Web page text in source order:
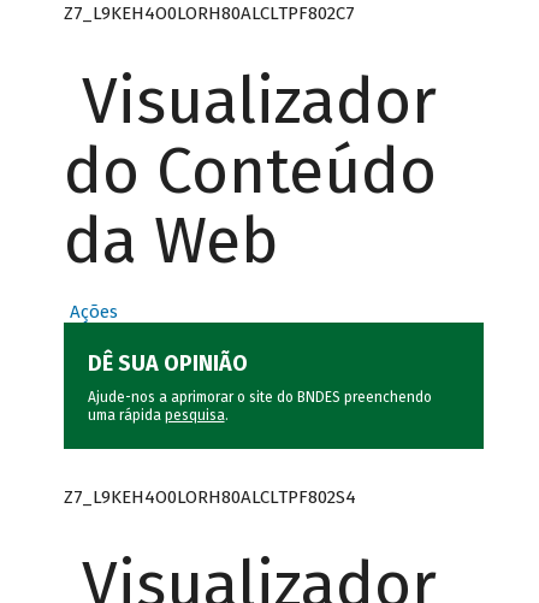
Z7_L9KEH4O0LORH80ALCLTPF802C7
Visualizador
do Conteúdo
da Web
Ações
DÊ SUA OPINIÃO
Ajude-nos a aprimorar o site do BNDES preenchendo
uma rápida pesquisa.
Z7_L9KEH4O0LORH80ALCLTPF802S4
Visualizador